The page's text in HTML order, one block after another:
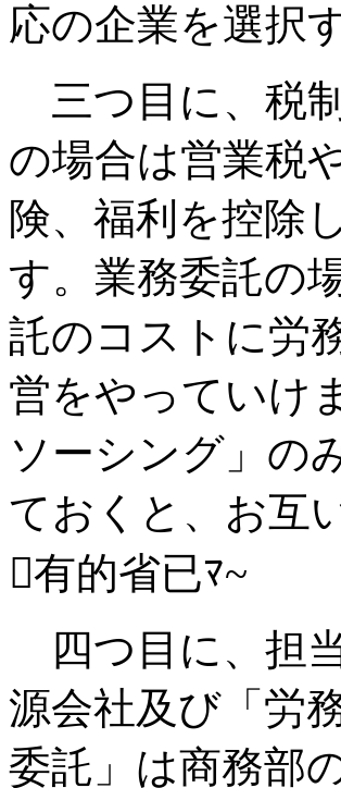
応の企業を選択
三つ目に、税
の場合は営業税
険、福利を控除
す。業務委託の
託のコストに労
営をやっていけ
ソーシング」の
ておくと、お互
有的省已ﾏ~
四つ目に、担
源会社及び「労
委託」は商務部